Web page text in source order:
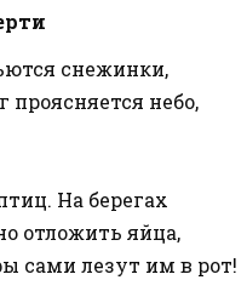
снежинки,
небо,
На берегах
отложить яйца,
сами лезут им в рот!